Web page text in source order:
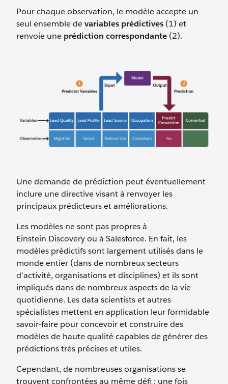
Pour chaque observation, le modèle accepte un
seul ensemble devariables prédictives (1) et
renvoie une prédiction correspondante (2).
Une demande de prédiction peut éventuellement
inclure une directive visant à renvoyer les
principaux prédicteurs et améliorations.
Les modèles ne sont pas propres à
Einstein Discovery ou à Salesforce. En fait, les
modèles prédictifs sont largement utilisés dans le
monde entier (dans de nombreux secteurs
d’activité, organisations et disciplines) et ils sont
impliqués dans de nombreux aspects de la vie
quotidienne. Les data scientists et autres
spécialistes mettent en application leur formidable
savoir-faire pour concevoir et construire des
modèles de haute qualité capables de générer des
prédictions très précises et utiles.
Cependant, de nombreuses organisations se
trouvent confrontées au même défi : une fois